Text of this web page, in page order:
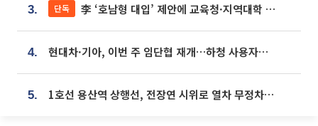
3. 단독 李 ‘호남형 대입’ 제안에 교육청·지역대학 서·논술형 입시 연계 '착수'
4. 현대차·기아, 이번 주 임단협 재개…하청 사용자성 재심도 ‘변수’
5. 1호선 용산역 상행선, 전장연 시위로 열차 무정차 운행